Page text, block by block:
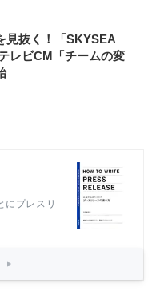
見抜く！「SKYSEA
レビCM「チームの変
にプレスリ